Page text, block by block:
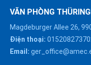
VĂN PHÒNG
Magdeburger Allee 26,
Điện thoại:
Email: